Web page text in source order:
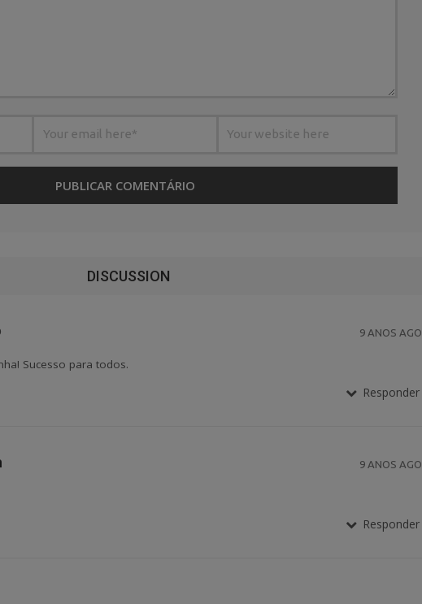
DISCUSSION
9 ANOS AGO
Sucesso para todos.
Responder
9 ANOS AGO
Responder